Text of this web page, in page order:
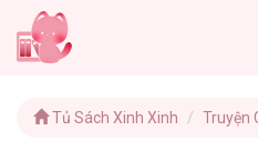
Tủ Sách Xinh Xinh Truyện